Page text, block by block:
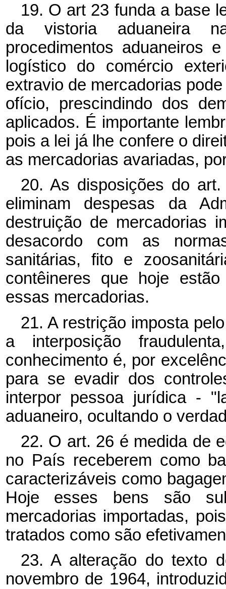
19. O art 23 funda a base
da vistoria aduaneira
procedimentos aduaneiros
logístico do comércio
extravio de mercadorias
ofício, prescindindo dos
aplicados. É importante
pois a lei já lhe confere o
as mercadorias avariadas,
20. As disposições do
eliminam despesas da
destruição de mercadorias
desacordo com as
sanitárias, fito e
contêineres que hoje
essas mercadorias.
21. A restrição imposta
a interposição
conhecimento é, por
para se evadir dos
interpor pessoa jurídica -
aduaneiro, ocultando o
22. O art. 26 é medida de
no País receberem como
caracterizáveis como
Hoje esses bens são
mercadorias importadas,
tratados como são
23. A alteração do texto
novembro de 1964,